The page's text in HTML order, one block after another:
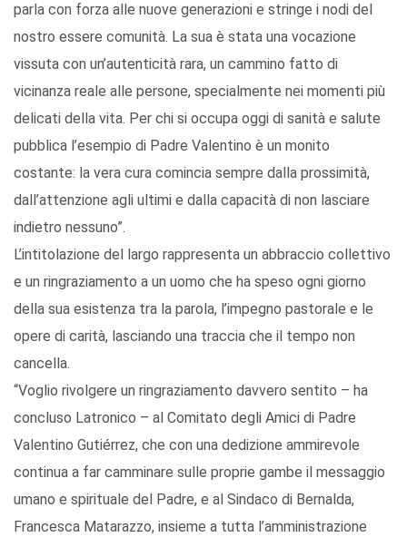
parla con forza alle nuove generazioni e stringe i nodi del
nostro essere comunità. La sua è stata una vocazione
vissuta con un’autenticità rara, un cammino fatto di
vicinanza reale alle persone, specialmente nei momenti più
delicati della vita. Per chi si occupa oggi di sanità e salute
pubblica l’esempio di Padre Valentino è un monito
costante: la vera cura comincia sempre dalla prossimità,
dall’attenzione agli ultimi e dalla capacità di non lasciare
indietro nessuno”.
L’intitolazione del largo rappresenta un abbraccio collettivo
e un ringraziamento a un uomo che ha speso ogni giorno
della sua esistenza tra la parola, l’impegno pastorale e le
opere di carità, lasciando una traccia che il tempo non
cancella.
“Voglio rivolgere un ringraziamento davvero sentito – ha
concluso Latronico – al Comitato degli Amici di Padre
Valentino Gutiérrez, che con una dedizione ammirevole
continua a far camminare sulle proprie gambe il messaggio
umano e spirituale del Padre, e al Sindaco di Bernalda,
Francesca Matarazzo, insieme a tutta l’amministrazione